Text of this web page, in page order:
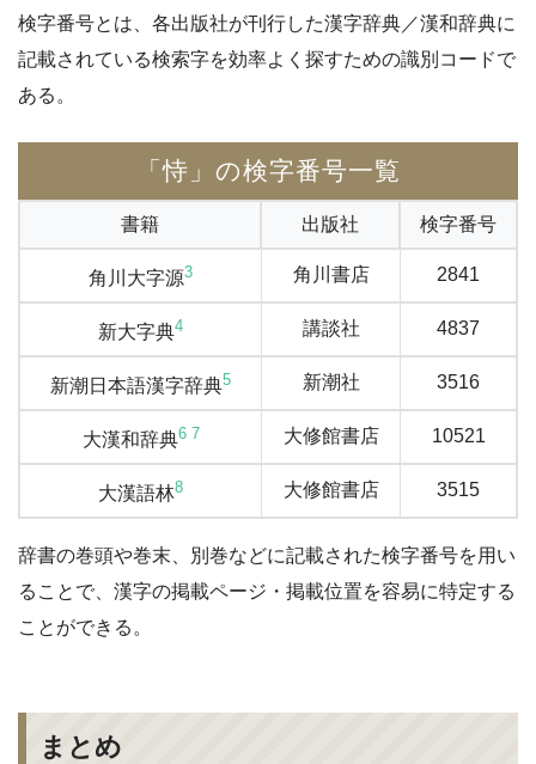
検字番号とは、各出版社が刊行した漢字辞典／漢和辞典に
記載されている検索字を効率よく探すための識別コードで
ある。
「恃」の検字番号一覧
書籍 出版社 検字番号
角川大字源3 角川書店 2841
新大字典4 講談社 4837
新潮日本語漢字辞典5 新潮社 3516
大漢和辞典6 7 大修館書店 10521
大漢語林8 大修館書店 3515
辞書の巻頭や巻末、別巻などに記載された検字番号を用い
ることで、漢字の掲載ページ・掲載位置を容易に特定する
ことができる。
まとめ